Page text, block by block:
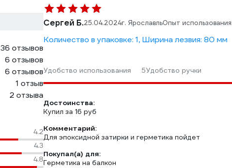
36 отзывов
6 отзывов
6 отзывов
1 отзыв
2 отзыва
4.2
4.3
4.8
Сергей Б.25.04.2024г. ЯрославльОпыт
Количество в упаковке: 1, Ширина лезвия: 80 мм
Удобство использования 5Удобство ручки
Достоинства:
Купил за 16 руб
Комментарий:
Для эпоксидной затирки и герметика пойдет
Покупал(а) для:
Герметика на балкон